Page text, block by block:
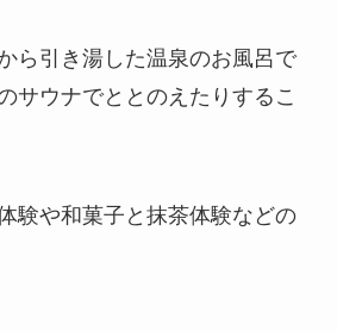
ら引き湯した温泉のお風呂で
サウナでととのえたりするこ
験や和菓子と抹茶体験などの